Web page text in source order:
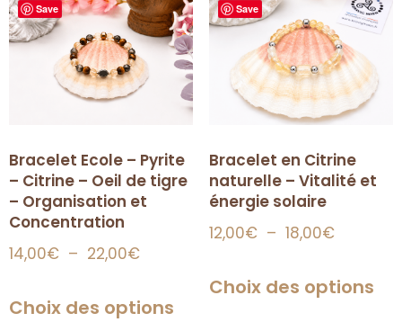
Save
Bracelet Ecole – Pyrite
– Citrine – Oeil de tigre
– Organisation et
Concentration
14,00€ – 22,00€
Choix des options
Save
Bracelet en Citrine
naturelle – Vitalité et
énergie solaire
12,00€ – 18,00€
Choix des options